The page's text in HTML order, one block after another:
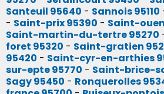
Santeuil 95640 - Sannois 95110
- Saint-prix 95390 - Saint-
Saint-martin-du-tertre 95270
foret 95320 - Saint-gratien
95420 - Saint-cyr-en-arthies
sur-epte 95770 - Saint-brice-
Sagy 95450 - Ronquerolles